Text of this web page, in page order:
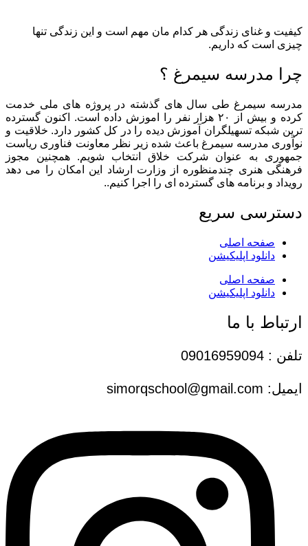
کیفیت و غنای زندگی هر کدام مان مهم است و این زندگی تنها
چیزی است که داریم.
چرا مدرسه سیمرغ ؟
مدرسه سیمرغ طی سال های گذشته در پروژه های ملی خدمت
کرده و بیش از ۲۰ هزار نفر را اموزش داده است. اکنون گسترده
ترین شبکه تسهیلگران آموزش دیده را در کل کشور دارد. خلاقیت و
نوآوری مدرسه سیمرغ باعث شده زیر نظر معاونت فناوری ریاست
جمهوری به عنوان شرکت خلاق انتخاب شویم. همچنین مجوز
فرهنگی هنری چندمنظوره از وزارت ارشاد این امکان را می دهد
رویداد و برنامه های گسترده ای را اجرا کنیم..
دسترسی سریع
صفحه اصلی
دانلود اپلیکیشن
صفحه اصلی
دانلود اپلیکیشن
ارتباط با ما
تلفن : 09016959094
ایمیل: simorqschool@gmail.com